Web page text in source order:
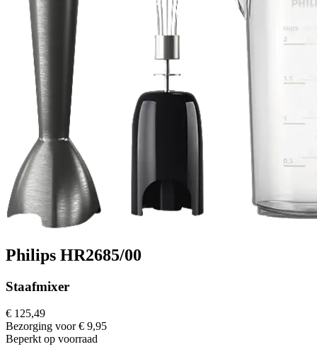
Philips HR2685/00
Staafmixer
€ 125,49
Bezorging voor € 9,95
Beperkt op voorraad